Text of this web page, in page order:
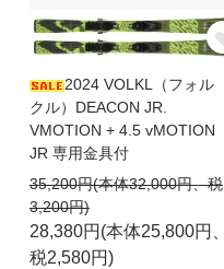
2024 VOLKL（フォル
クル）DEACON JR.
VMOTION + 4.5 vMOTION
JR 専用金具付
35,200円(本体32,000円、税
3,200円)
28,380円(本体25,800円、
税2,580円)